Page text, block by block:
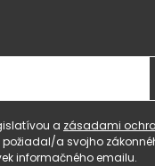
a zásadami
požiadal/a svojho
informačného emailu.